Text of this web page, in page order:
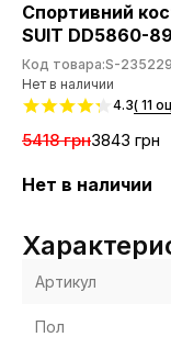
Спортивний
SUIT DD5860-
Код товара:S-
Нет в наличии
4.3( 11
5418 грн3843 грн
Нет в наличии
Артикул
Пол